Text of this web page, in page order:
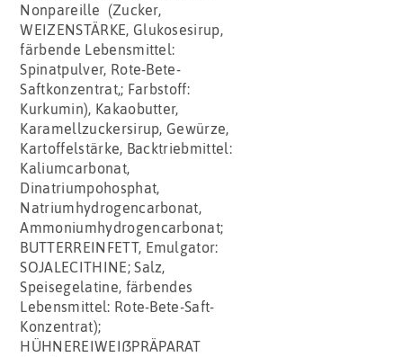
Nonpareille (Zucker,
WEIZENSTÄRKE, Glukosesirup,
färbende Lebensmittel:
Spinatpulver, Rote-Bete-
Saftkonzentrat,; Farbstoff:
Kurkumin), Kakaobutter,
Karamellzuckersirup, Gewürze,
Kartoffelstärke, Backtriebmittel:
Kaliumcarbonat,
Dinatriumpohosphat,
Natriumhydrogencarbonat,
Ammoniumhydrogencarbonat;
BUTTERREINFETT, Emulgator:
SOJALECITHINE; Salz,
Speisegelatine, färbendes
Lebensmittel: Rote-Bete-Saft-
Konzentrat);
HÜHNEREIWEIßPRÄPARAT